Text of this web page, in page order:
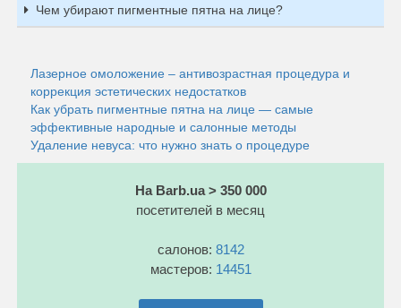
Чем убирают пигментные пятна на лице?
Лазерное омоложение – антивозрастная процедура и
коррекция эстетических недостатков
Как убрать пигментные пятна на лице — самые
эффективные народные и салонные методы
Удаление невуса: что нужно знать о процедуре
На Barb.ua > 350 000
посетителей в месяц
салонов: 8142
мастеров: 14451